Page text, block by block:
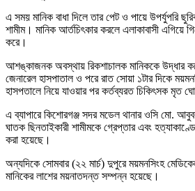
এ সময় মানিক বাধা দিলে তার পেট ও পায়ে উপর্যুপরি
শামীম। মানিক আর্তচিৎকার করলে এলাকাবাসী এগিয়ে
করে।
আশঙ্কাজনক অবস্থায় রিকশাচালক মানিককে উদ্ধার
জেনারেল হাসপাতাল ও পরে রাত সোয়া ১টার দিকে
হাসপতালে নিয়ে যাওয়ার পর কর্তব্যরত চিকিৎসক মৃত
এ ব্যাপারে কিশোরগঞ্জ সদর মডেল থানার ওসি মো.
ঘাতক ছিনতাইকারী শামীমকে গ্রেপ্তার এবং
করা হয়েছে।
অন্যদিকে সোমবার (২২ মার্চ) দুপুরে ময়মনসিংহ
মানিকের লাশের ময়নাতদন্ত সম্পন্ন হয়েছে।